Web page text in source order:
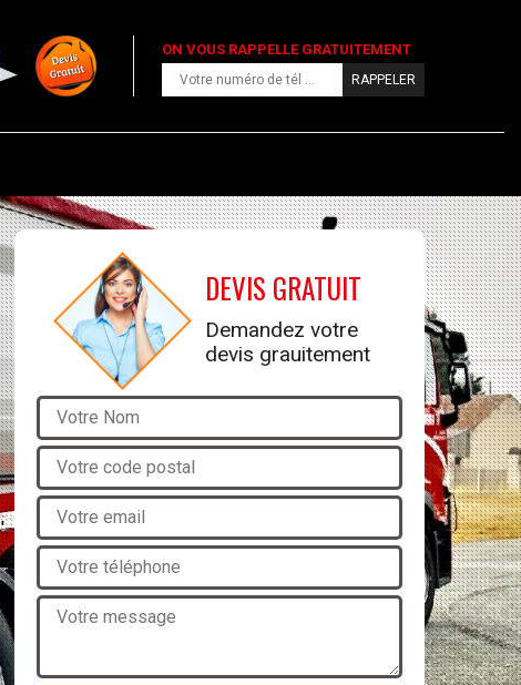
ON VOUS RAPPELLE GRATUITEMENT
DEVIS GRATUIT
Demandez votre
devis grauitement